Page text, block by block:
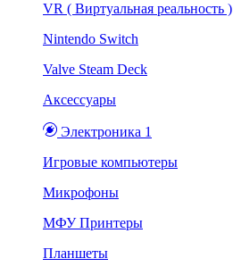
VR ( Виртуальная реальность )
Nintendo Switch
Valve Steam Deck
Аксессуары
Электроника 1
Игровые компьютеры
Микрофоны
МФУ Принтеры
Планшеты